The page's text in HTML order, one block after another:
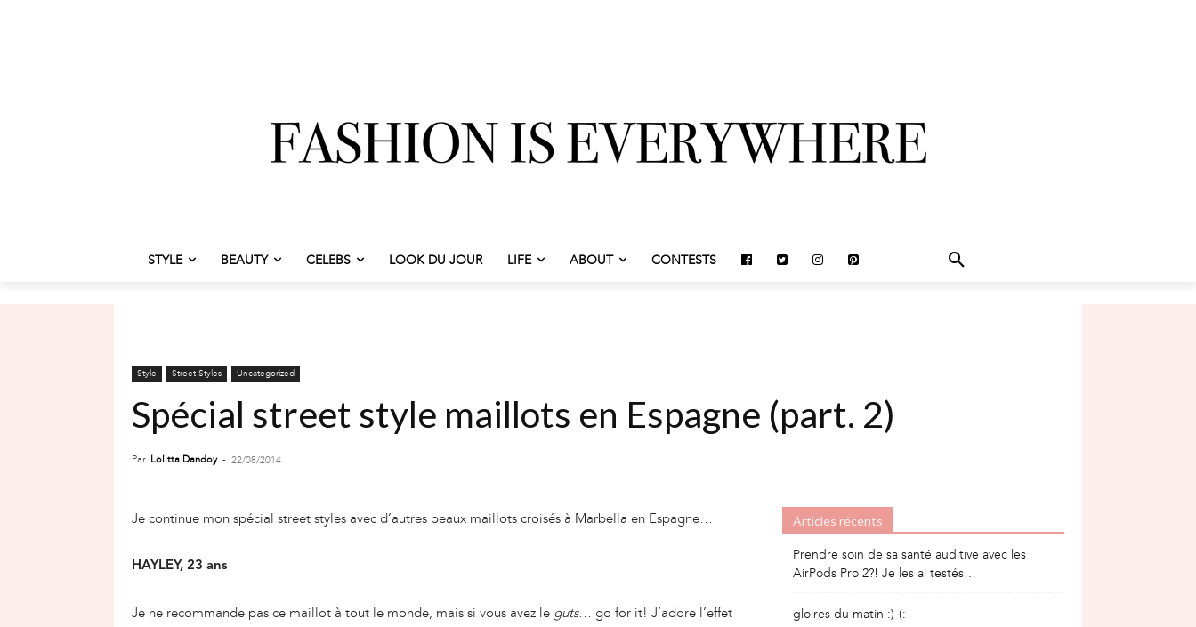
STYLE BEAUTY CELEBS LOOK DU JOUR LIFE ABOUT CONTESTS
Style Street Styles Uncategorized
Spécial street style maillots en Espagne (part. 2)
Par Lolitta Dandoy - 22/08/2014
Je continue mon spécial street styles avec d’autres beaux maillots croisés à Marbella en Espagne…
HAYLEY, 23 ans
Je ne recommande pas ce maillot à tout le monde, mais si vous avez le guts… go for it! J’adore l’effet
Articles récents
Prendre soin de sa santé auditive avec les
AirPods Pro 2?! Je les ai testés…
gloires du matin :)-(: